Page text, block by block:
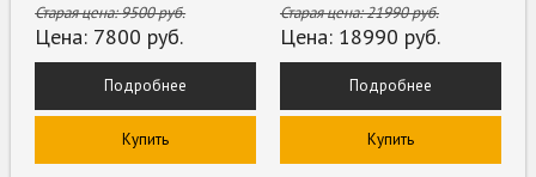
Старая цена:9500руб.
Цена: 7800 руб.
Подробнее
Купить
Старая цена:21990руб.
Цена: 18990 руб.
Подробнее
Купить